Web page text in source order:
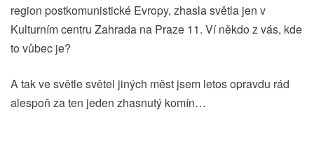
region postkomunistické Evropy, zhasla světla jen v
Kulturním centru Zahrada na Praze 11. Ví někdo z vás, kde
to vůbec je?
A tak ve světle světel jiných měst jsem letos opravdu rád
alespoň za ten jeden zhasnutý komín…